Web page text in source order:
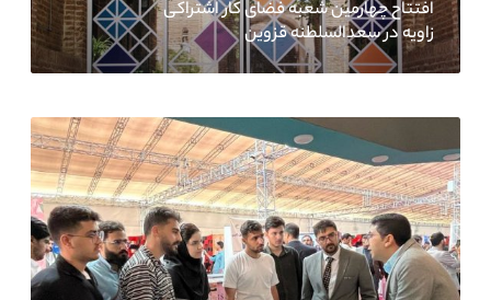
افتتاح چهارمین شعبه فضای کار اشتراکی
زاویه در سعدالسلطنه قزوین